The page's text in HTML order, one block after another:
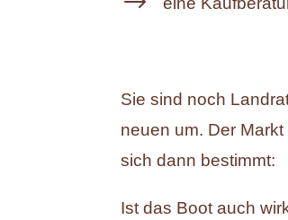
Sie sind noch
neuen um. Der
sich dann bestimmt:
Ist das Boot auch